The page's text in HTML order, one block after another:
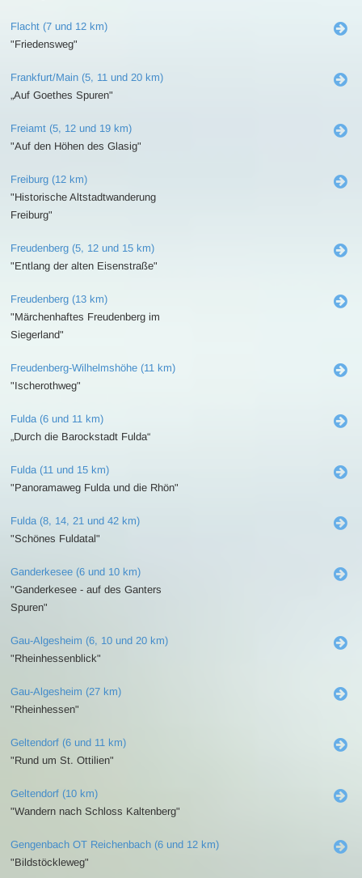
Flacht (7 und 12 km)
"Friedensweg"
Frankfurt/Main (5, 11 und 20 km)
„Auf Goethes Spuren"
Freiamt (5, 12 und 19 km)
"Auf den Höhen des Glasig"
Freiburg (12 km)
"Historische Altstadtwanderung
Freiburg"
Freudenberg (5, 12 und 15 km)
"Entlang der alten Eisenstraße"
Freudenberg (13 km)
"Märchenhaftes Freudenberg im
Siegerland"
Freudenberg-Wilhelmshöhe (11 km)
"Ischerothweg"
Fulda (6 und 11 km)
„Durch die Barockstadt Fulda“
Fulda (11 und 15 km)
"Panoramaweg Fulda und die Rhön"
Fulda (8, 14, 21 und 42 km)
"Schönes Fuldatal"
Ganderkesee (6 und 10 km)
"Ganderkesee - auf des Ganters
Spuren"
Gau-Algesheim (6, 10 und 20 km)
"Rheinhessenblick"
Gau-Algesheim (27 km)
"Rheinhessen"
Geltendorf (6 und 11 km)
"Rund um St. Ottilien"
Geltendorf (10 km)
"Wandern nach Schloss Kaltenberg"
Gengenbach OT Reichenbach (6 und 12 km)
"Bildstöckleweg"